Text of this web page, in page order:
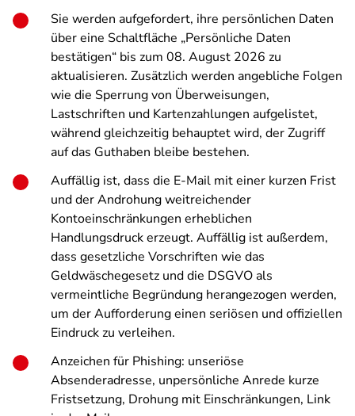
Sie werden aufgefordert, ihre persönlichen Daten
über eine Schaltfläche „Persönliche Daten
bestätigen“ bis zum 08. August 2026 zu
aktualisieren. Zusätzlich werden angebliche Folgen
wie die Sperrung von Überweisungen,
Lastschriften und Kartenzahlungen aufgelistet,
während gleichzeitig behauptet wird, der Zugriff
auf das Guthaben bleibe bestehen.
Auffällig ist, dass die E-Mail mit einer kurzen Frist
und der Androhung weitreichender
Kontoeinschränkungen erheblichen
Handlungsdruck erzeugt. Auffällig ist außerdem,
dass gesetzliche Vorschriften wie das
Geldwäschegesetz und die DSGVO als
vermeintliche Begründung herangezogen werden,
um der Aufforderung einen seriösen und offiziellen
Eindruck zu verleihen.
Anzeichen für Phishing: unseriöse
Absenderadresse, unpersönliche Anrede kurze
Fristsetzung, Drohung mit Einschränkungen, Link